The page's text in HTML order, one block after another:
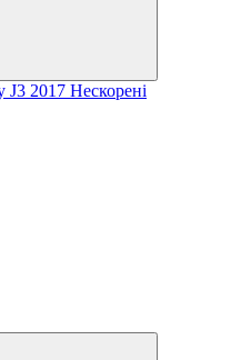
J3 2017 Нескорені